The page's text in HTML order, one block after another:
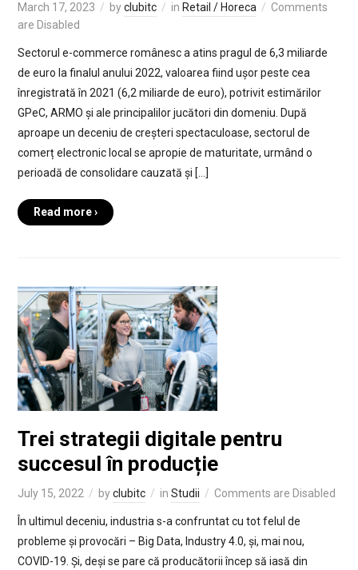
March 17, 2023 byclubitc in Retail / Horeca
Comments
are Disabled
Sectorul e-commerce românesc a atins pragul de 6,3 miliarde
de euro la finalul anului 2022, valoarea fiind ușor peste cea
înregistrată în 2021 (6,2 miliarde de euro), potrivit estimărilor
GPeC, ARMO și ale principalilor jucători din domeniu. După
aproape un deceniu de creșteri spectaculoase, sectorul de
comerț electronic local se apropie de maturitate, urmând o
perioadă de consolidare cauzată și […]
Read more ›
Trei strategii digitale pentru
succesul în producție
July 15, 2022 byclubitc in Studii Comments are Disabled
În ultimul deceniu, industria s-a confruntat cu tot felul de
probleme și provocări – Big Data, Industry 4.0, și, mai nou,
COVID-19. Și, deși se pare că producătorii încep să iasă din